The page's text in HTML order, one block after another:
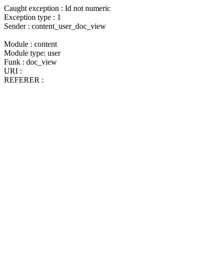
Caught exception : Id not numeric
Exception type : 1
Sender : content_user_doc_view
Module : content
Module type: user
Funk : doc_view
URI :
REFERER :